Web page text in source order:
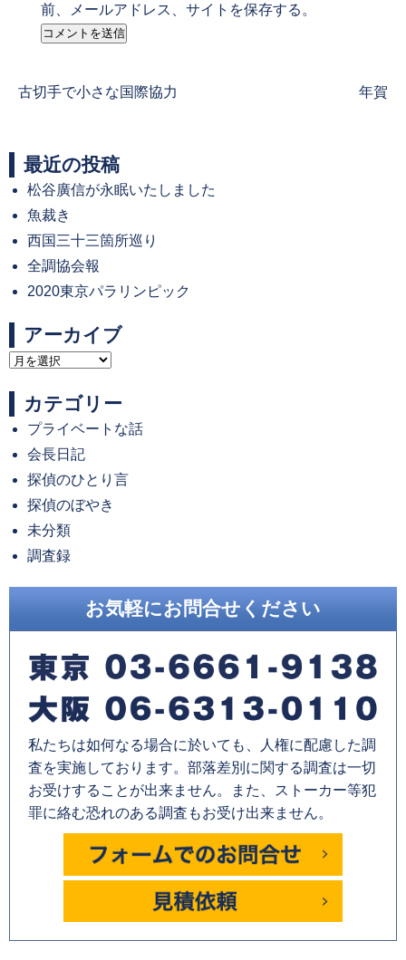
前、メールアドレス、サイトを保存する。
Previous
古切手で小さな国際協力
Next
年賀
最近の投稿
松谷廣信が永眠いたしました
魚裁き
西国三十三箇所巡り
全調協会報
2020東京パラリンピック
アーカイブ
ア
イ
ブ
カテゴリー
プライベートな話
会長日記
探偵のひとり言
探偵のぼやき
未分類
調査録
お気軽にお問合せください
私たちは如何なる場合に於いても、人権に配慮した調
査を実施しております。部落差別に関する調査は一切
お受けすることが出来ません。また、ストーカー等犯
罪に絡む恐れのある調査もお受け出来ません。